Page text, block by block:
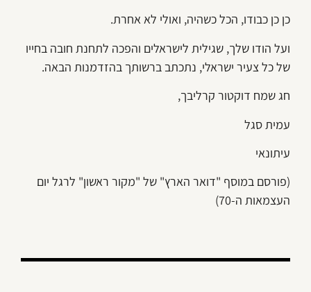
כן כן כבודו, הכל כשהיה, ואולי לא אחרת.
ועל הודו שלך, שגילית לישראלים והפכה לתחנת חובה בחייו
של כל צעיר ישראלי, נתכתב ברשותך בהזדמנות הבאה.
חג שמח דוקטור קרליבך,
עמית סגל
עיתונאי
(פורסם במוסף "דואר הארץ" של "מקור ראשון" לרגל יום
העצמאות ה-70)